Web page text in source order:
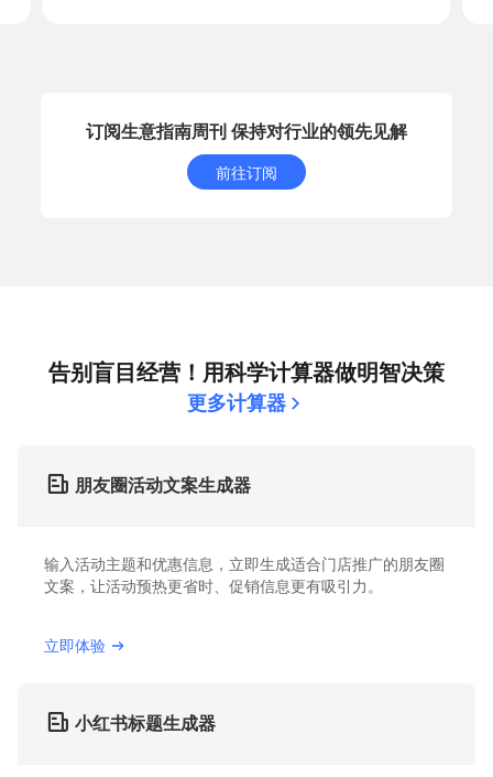
订阅生意指南周刊 保持对行业的领先见解
前往订阅
告别盲目经营！用科学计算器做明智决策
更多计算器
朋友圈活动文案生成器
输入活动主题和优惠信息，立即生成适合门店推广的朋友圈
文案，让活动预热更省时、促销信息更有吸引力。
立即体验
小红书标题生成器